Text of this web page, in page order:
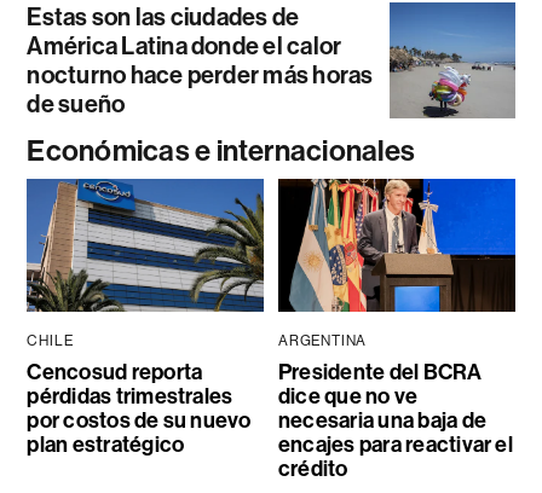
Estas son las ciudades de
América Latina donde el calor
nocturno hace perder más horas
de sueño
Económicas e internacionales
CHILE
Cencosud reporta
pérdidas trimestrales
por costos de su nuevo
plan estratégico
ARGENTINA
Presidente del BCRA
dice que no ve
necesaria una baja de
encajes para reactivar el
crédito